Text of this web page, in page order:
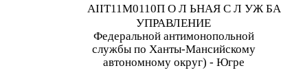
AIIT11М0110П О Л ЬНАЯ С Л УЖ БА
УПРАВЛЕНИЕ
Федеральной антимонопольной
службы по Ханты-Мансийскому
автономному округ) - Югре